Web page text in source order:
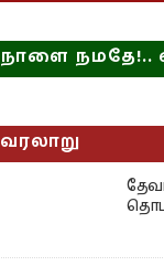
நாளை நமதே!..
வரலாறு